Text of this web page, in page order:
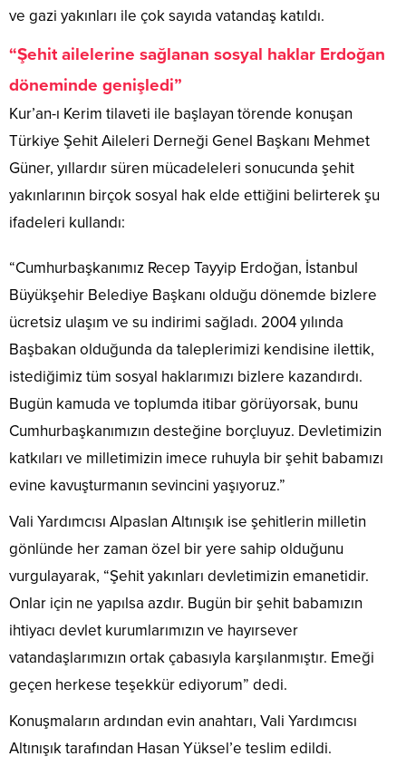
ve gazi yakınları ile çok sayıda vatandaş katıldı.
“Şehit ailelerine sağlanan sosyal haklar Erdoğan
döneminde genişledi”
Kur’an-ı Kerim tilaveti ile başlayan törende konuşan
Türkiye Şehit Aileleri Derneği Genel Başkanı Mehmet
Güner, yıllardır süren mücadeleleri sonucunda şehit
yakınlarının birçok sosyal hak elde ettiğini belirterek şu
ifadeleri kullandı:
“Cumhurbaşkanımız Recep Tayyip Erdoğan, İstanbul
Büyükşehir Belediye Başkanı olduğu dönemde bizlere
ücretsiz ulaşım ve su indirimi sağladı. 2004 yılında
Başbakan olduğunda da taleplerimizi kendisine ilettik,
istediğimiz tüm sosyal haklarımızı bizlere kazandırdı.
Bugün kamuda ve toplumda itibar görüyorsak, bunu
Cumhurbaşkanımızın desteğine borçluyuz. Devletimizin
katkıları ve milletimizin imece ruhuyla bir şehit babamızı
evine kavuşturmanın sevincini yaşıyoruz.”
Vali Yardımcısı Alpaslan Altınışık ise şehitlerin milletin
gönlünde her zaman özel bir yere sahip olduğunu
vurgulayarak, “Şehit yakınları devletimizin emanetidir.
Onlar için ne yapılsa azdır. Bugün bir şehit babamızın
ihtiyacı devlet kurumlarımızın ve hayırsever
vatandaşlarımızın ortak çabasıyla karşılanmıştır. Emeği
geçen herkese teşekkür ediyorum” dedi.
Konuşmaların ardından evin anahtarı, Vali Yardımcısı
Altınışık tarafından Hasan Yüksel’e teslim edildi.